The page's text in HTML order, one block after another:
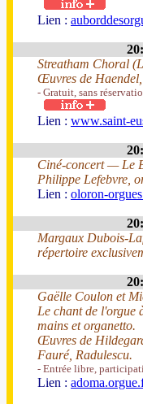
Lien :
Streatham Choral
Œuvres de
- Gratuit, sans
Lien : www.saint-
Ciné-concert — Le
Philippe Lefebvre,
Lien : oloron-
Margaux Dubois-
répertoire
Gaëlle Coulon et
Le chant de l'orgue
mains et organetto.
Œuvres de
Fauré, Radulescu.
- Entrée libre,
Lien :